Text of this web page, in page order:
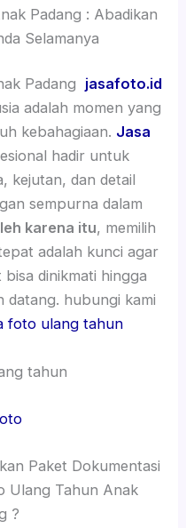
Padang : Abadikan
Selamanya
Padang jasafoto.id
adalah momen yang
kebahagiaan. Jasa
hadir untuk
kejutan, dan detail
sempurna dalam
karena itu, memilih
adalah kunci agar
dinikmati hingga
hubungi kami
foto ulang tahun
Paket Dokumentasi
Ulang Tahun Anak
?